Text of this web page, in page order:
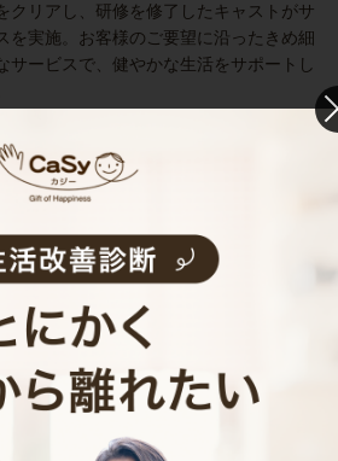
クリアし、研修を修了したキャストがサ
を実施。お客様のご要望に沿ったきめ細
サービスで、健やかな生活をサポートし
代行のサービス内容
代行のサービス料金
者インタビュー
Customer Interview